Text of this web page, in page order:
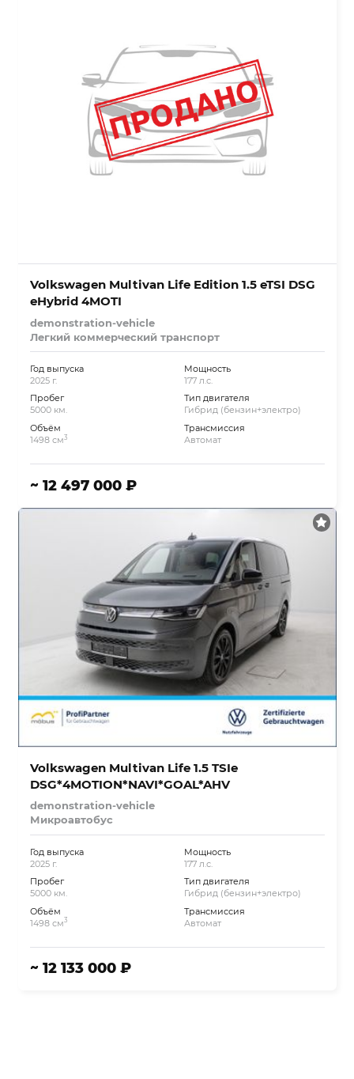
Volkswagen Multivan Life Edition 1.5 eTSI DSG
eHybrid 4MOTI
demonstration-vehicle
Легкий коммерческий транспорт
Год выпуска
2025 г.
Пробег
5000 км.
Объём
1498 см3
Мощность
177 л.с.
Тип двигателя
Гибрид (бензин+электро)
Трансмиссия
Автомат
~ 12 497 000 ₽
Volkswagen Multivan Life 1.5 TSIe
DSG*4MOTION*NAVI*GOAL*AHV
demonstration-vehicle
Микроавтобус
Год выпуска
2025 г.
Пробег
5000 км.
Объём
1498 см3
Мощность
177 л.с.
Тип двигателя
Гибрид (бензин+электро)
Трансмиссия
Автомат
~ 12 133 000 ₽